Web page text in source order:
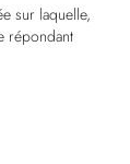
sur laquelle,
répondant